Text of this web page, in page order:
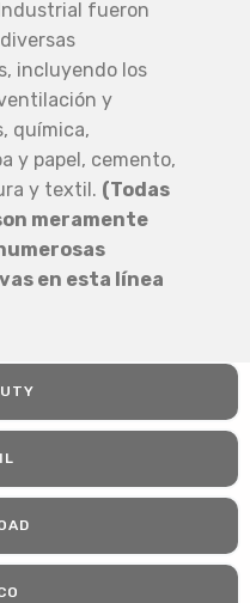
fueron
incluyendo los
y
química,
y papel, cemento,
y textil. (Todas
meramente
en esta línea